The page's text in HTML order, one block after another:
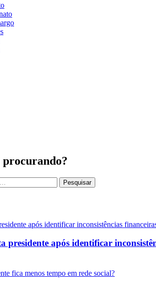
procurando?
presidente após identificar